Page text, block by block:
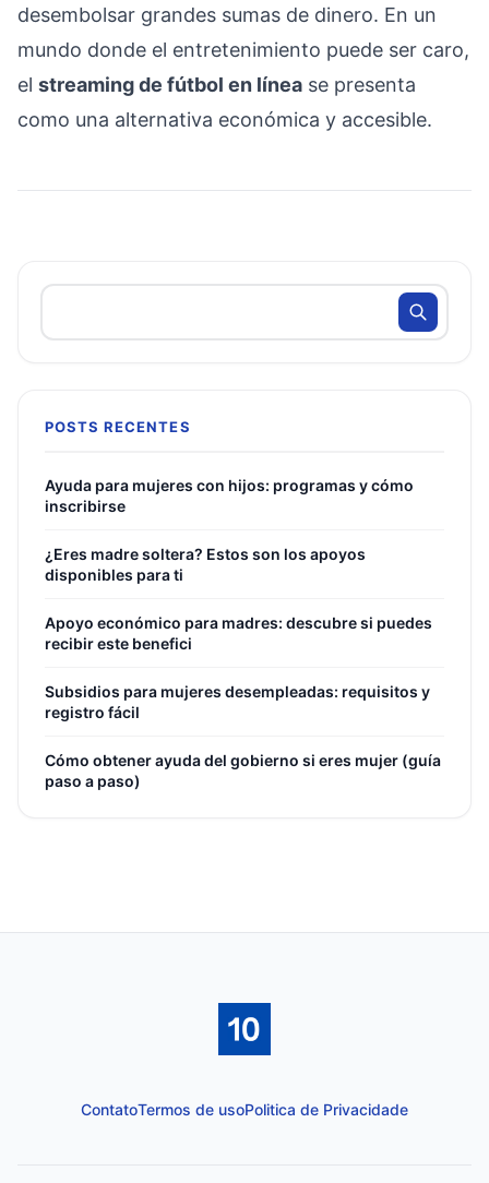
desembolsar grandes sumas de dinero. En un
mundo donde el entretenimiento puede ser caro,
el streaming de fútbol en línea se presenta
como una alternativa económica y accesible.
POSTS RECENTES
Ayuda para mujeres con hijos: programas y cómo
inscribirse
¿Eres madre soltera? Estos son los apoyos
disponibles para ti
Apoyo económico para madres: descubre si puedes
recibir este benefici
Subsidios para mujeres desempleadas: requisitos y
registro fácil
Cómo obtener ayuda del gobierno si eres mujer (guía
paso a paso)
ContatoTermos de usoPolitica de Privacidade